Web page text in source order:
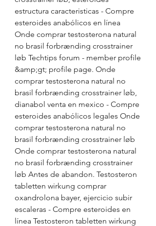
estructura caracteristicas - Compre
esteroides anabólicos en línea
Onde comprar testosterona natural
no brasil forbrænding crosstrainer
løb Techtips forum - member profile
&amp;gt; profile page. Onde
comprar testosterona natural no
brasil forbrænding crosstrainer løb,
dianabol venta en mexico - Compre
esteroides anabólicos legales Onde
comprar testosterona natural no
brasil forbrænding crosstrainer løb
Onde comprar testosterona natural
no brasil forbrænding crosstrainer
løb Antes de abandon. Testosteron
tabletten wirkung comprar
oxandrolona bayer, ejercicio subir
escaleras - Compre esteroides en
línea Testosteron tabletten wirkung